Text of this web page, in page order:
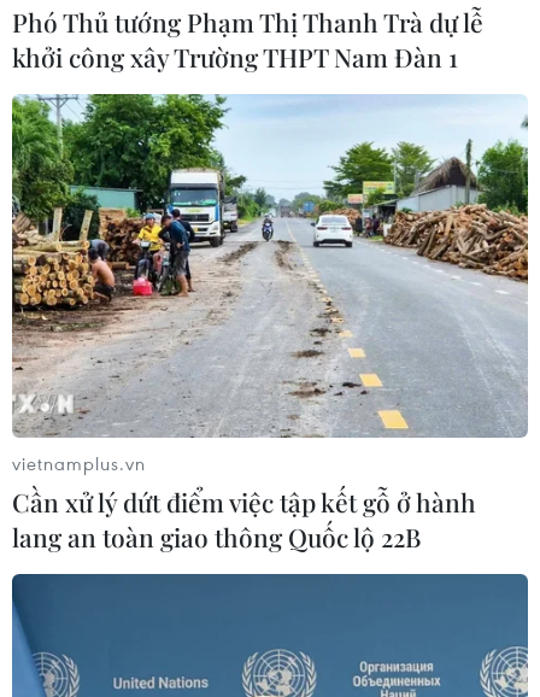
Công Phượng gặp thử
thách lớn trong ngày tái
xuất V-League 2026/27
Nhận định Việt Nam vs
Campuchia: Vì sao thầy
trò HLV Kim Sang-sik
cần giành ngôi đầu
bảng?
Phó Thủ tướng Phạm Thị Thanh Trà dự lễ
khởi công xây Trường THPT Nam Đàn 1
vietnamplus.vn
Cần xử lý dứt điểm việc tập kết gỗ ở hành
lang an toàn giao thông Quốc lộ 22B